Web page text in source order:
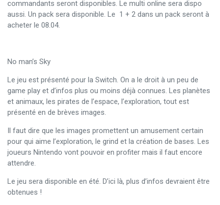
commandants seront disponibles. Le multi online sera dispo
aussi. Un pack sera disponible. Le 1 + 2 dans un pack seront à
acheter le 08.04.
No man’s Sky
Le jeu est présenté pour la Switch. On a le droit à un peu de
game play et d’infos plus ou moins déjà connues. Les planètes
et animaux, les pirates de l’espace, l’exploration, tout est
présenté en de brèves images.
Il faut dire que les images promettent un amusement certain
pour qui aime l’exploration, le grind et la création de bases. Les
joueurs Nintendo vont pouvoir en profiter mais il faut encore
attendre.
Le jeu sera disponible en été. D’ici là, plus d’infos devraient être
obtenues !